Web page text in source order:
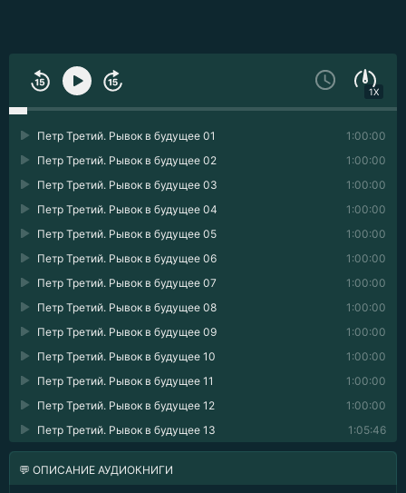
1X
1:00:00
Петр Третий. Рывок в будущее 01
1:00:00
Петр Третий. Рывок в будущее 02
1:00:00
Петр Третий. Рывок в будущее 03
1:00:00
Петр Третий. Рывок в будущее 04
1:00:00
Петр Третий. Рывок в будущее 05
1:00:00
Петр Третий. Рывок в будущее 06
1:00:00
Петр Третий. Рывок в будущее 07
1:00:00
Петр Третий. Рывок в будущее 08
1:00:00
Петр Третий. Рывок в будущее 09
1:00:00
Петр Третий. Рывок в будущее 10
1:00:00
Петр Третий. Рывок в будущее 11
1:00:00
Петр Третий. Рывок в будущее 12
1:05:46
Петр Третий. Рывок в будущее 13
💬 ОПИСАНИЕ АУДИОКНИГИ